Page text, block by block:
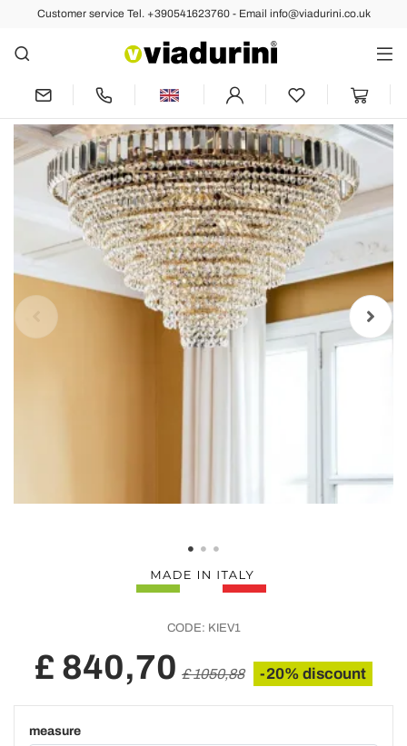
Customer service Tel. +390541623760 - Email info@viadurini.co.uk
Back Previous Next
Golden Iron Ceiling Light with
Rhinestones Made in Italy - Kiev
CODE: KIEV1
£ 840,70 £ 1050,88 -20% discount
measure